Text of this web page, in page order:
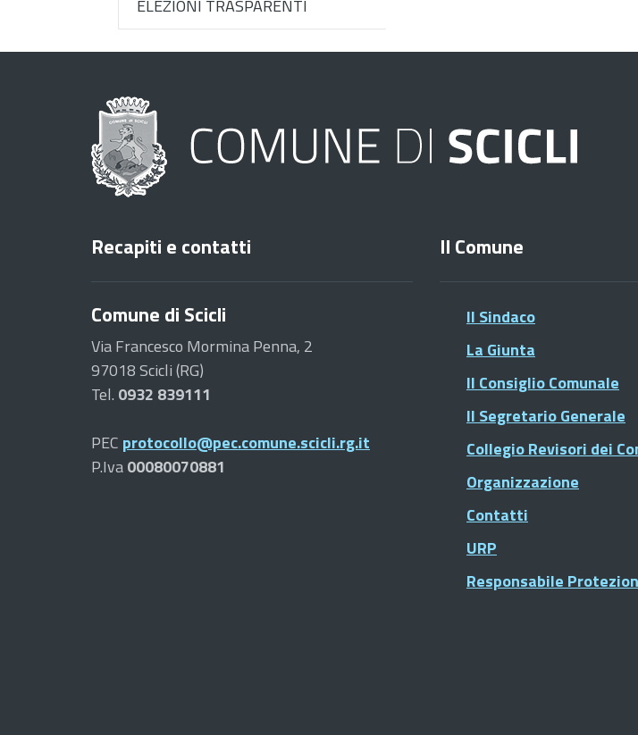
ELEZIONI TRASPARENTI
Recapiti e contatti
Comune di Scicli
Via Francesco Mormina Penna, 2
97018 Scicli (RG)
Tel. 0932 839111
PEC protocollo@pec.comune.scicli.rg.it
P.Iva00080070881
Il Comune
Il Sindaco
La Giunta
Il Consiglio Comunale
Il Segretario Generale
Collegio Revisori dei
Organizzazione
Contatti
URP
Responsabile